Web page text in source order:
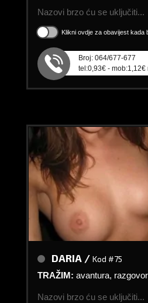
Nazovi brzo ću se uključiti...
Klikni ovdje za obavijest kada
Broj: 064/677-677
tel:0,93€ - mob:1,12€
DARIA / Kod #75
TRAŽIM: avantura,
Nazovi brzo ću se uključiti...